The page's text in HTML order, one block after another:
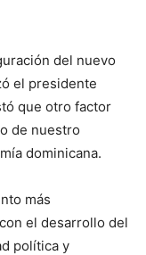
del nuevo
el presidente
que otro factor
de nuestro
dominicana.
más
el desarrollo del
política y